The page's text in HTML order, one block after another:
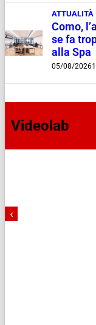
ATTUALITÀ
Como,
se fa
alla Spa
05/08/2026
Videolab
‹